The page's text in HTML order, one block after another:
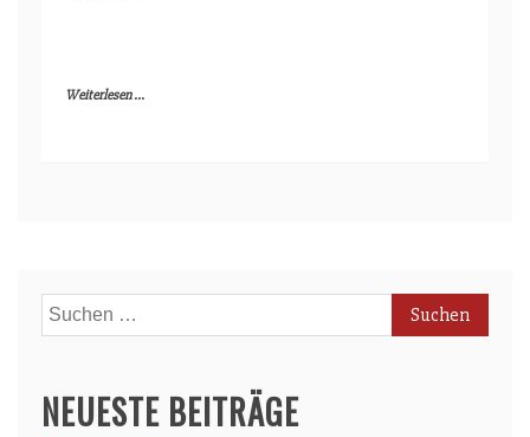
Weiterlesen ...
Suchen
nach:
NEUESTE BEITRÄGE